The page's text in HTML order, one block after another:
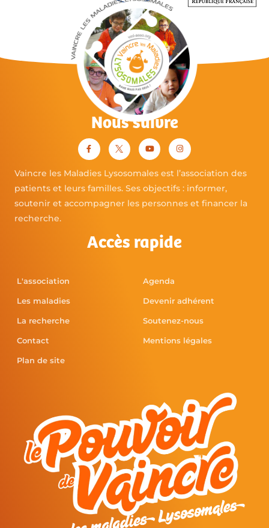
Nous suivre
Vaincre les Maladies Lysosomales est l’association des
patients et leurs familles. Ses objectifs : informer,
soutenir et accompagner les personnes et financer la
recherche.
Accès rapide
L'association
Les maladies
La recherche
Contact
Plan de site
Agenda
Devenir adhérent
Soutenez-nous
Mentions légales